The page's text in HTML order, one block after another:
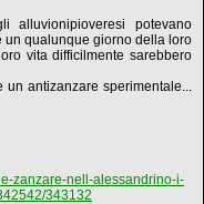
alluvionipioveresi potevano
un qualunque giorno della loro
vita difficilmente sarebbero
antizanzare sperimentale...
zanzare-nell-alessandrino-i-
343132